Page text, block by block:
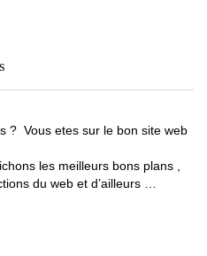
? Vous etes sur le bon site web
les meilleurs bons plans ,
du web et d’ailleurs …